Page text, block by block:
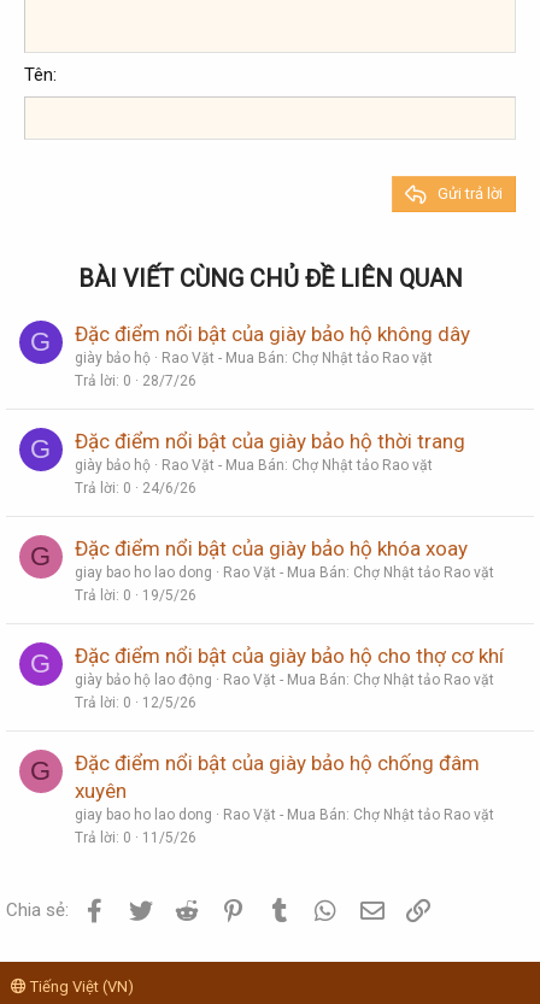
18
22
Tahoma
Times New Roman
Heading 2
Heading 3
Tên
Gửi trả lời
BÀI VIẾT CÙNG CHỦ ĐỀ LIÊN QUAN
G Đặc điểm nổi bật của giày bảo hộ không dây
giày bảo hộ
Rao Vặt - Mua Bán: Chợ Nhật tảo Rao vặt
Trả lời 0 28/7/26
G Đặc điểm nổi bật của giày bảo hộ thời trang
giày bảo hộ
Rao Vặt - Mua Bán: Chợ Nhật tảo Rao vặt
Trả lời 0 24/6/26
G Đặc điểm nổi bật của giày bảo hộ khóa xoay
giay bao ho lao dong
Rao Vặt - Mua Bán: Chợ Nhật tảo Rao vặt
Trả lời 0 19/5/26
G Đặc điểm nổi bật của giày bảo hộ cho thợ cơ khí
giày bảo hộ lao động
Rao Vặt - Mua Bán: Chợ Nhật tảo Rao vặt
Trả lời 0 12/5/26
G
Đặc điểm nổi bật của giày bảo hộ chống đâm
xuyên
giay bao ho lao dong
Rao Vặt - Mua Bán: Chợ Nhật tảo Rao vặt
Trả lời 0 11/5/26
Chia sẻ: Facebook
Twitter Reddit PinterestTumblr WhatsApp
Email
Tiếng Việt (VN)